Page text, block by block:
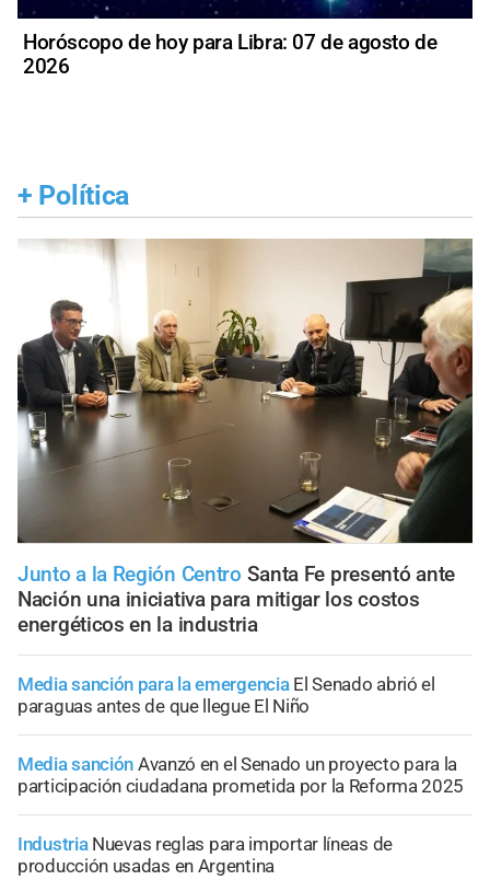
Horóscopo de hoy para Libra: 07 de agosto de
2026
+ Política
Junto a la Región Centro Santa Fe presentó ante
Nación una iniciativa para mitigar los costos
energéticos en la industria
Media sanción para la emergencia El Senado abrió el
paraguas antes de que llegue El Niño
Media sanción Avanzó en el Senado un proyecto para la
participación ciudadana prometida por la Reforma 2025
Industria Nuevas reglas para importar líneas de
producción usadas en Argentina